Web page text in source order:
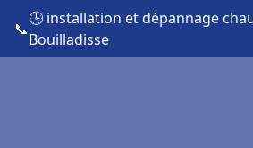
📞
🕒 installation et dépannage
Bouilladisse